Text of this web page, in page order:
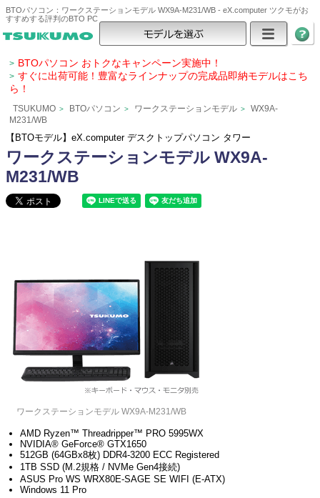
BTOパソコン：ワークステーションモデル WX9A-M231/WB - eX.computer ツクモがお
すすめする評判のBTO PC
> BTOパソコン おトクなキャンペーン実施中！
> すぐに出荷可能！豊富なラインナップの完成品即納モデルはこち
ら！
TSUKUMO > BTOパソコン > ワークステーションモデル >
WX9A-
M231/WB
【BTOモデル】eX.computer デスクトップパソコン タワー
ワークステーションモデル WX9A-
M231/WB
ワークステーションモデル WX9A-M231/WB
AMD Ryzen™ Threadripper™ PRO 5995WX
NVIDIA® GeForce® GTX1650
512GB (64GBx8枚) DDR4-3200 ECC Registered
1TB SSD (M.2規格 / NVMe Gen4接続)
ASUS Pro WS WRX80E-SAGE SE WIFI (E-ATX)
Windows 11 Pro